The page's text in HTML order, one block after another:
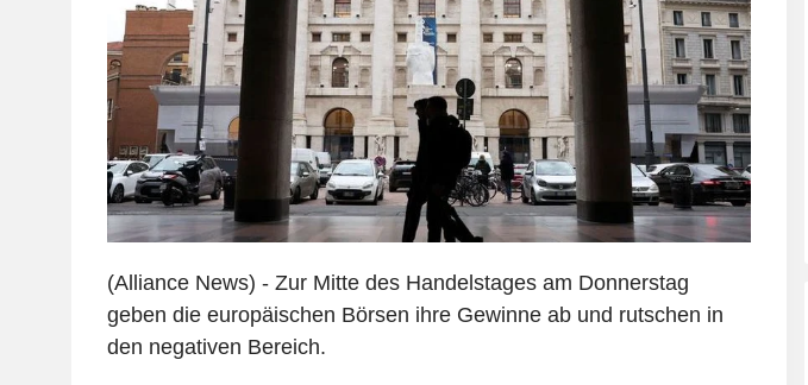
(Alliance News) - Zur Mitte des Handelstages am Donnerstag
geben die europäischen Börsen ihre Gewinne ab und rutschen in
den negativen Bereich.